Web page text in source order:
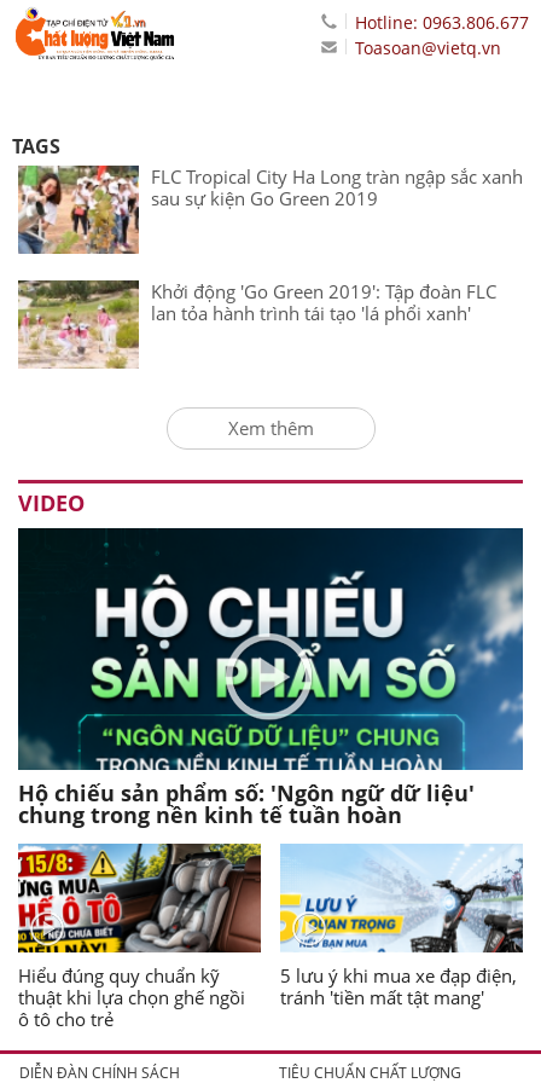
Hotline: 0963.806.677
Toasoan@vietq.vn
TAGS
FLC Tropical City Ha Long tràn ngập sắc xanh
sau sự kiện Go Green 2019
Khởi động 'Go Green 2019': Tập đoàn FLC
lan tỏa hành trình tái tạo 'lá phổi xanh'
Xem thêm
VIDEO
Hộ chiếu sản phẩm số: 'Ngôn ngữ dữ liệu'
chung trong nền kinh tế tuần hoàn
Hiểu đúng quy chuẩn kỹ
thuật khi lựa chọn ghế ngồi
ô tô cho trẻ
5 lưu ý khi mua xe đạp điện,
tránh 'tiền mất tật mang'
DIỄN ĐÀN CHÍNH SÁCH TIÊU CHUẨN CHẤT LƯỢNG